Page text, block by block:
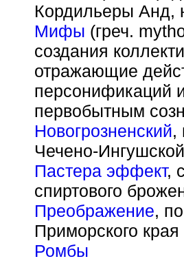
Кордильеры Анд,
Мифы (греч. my
создания
отражающие
персонификаций
первобытным
Новогрозненский,
Чечено-
Пастера эффект,
спиртового
Преображение,
Приморского
Ромбы